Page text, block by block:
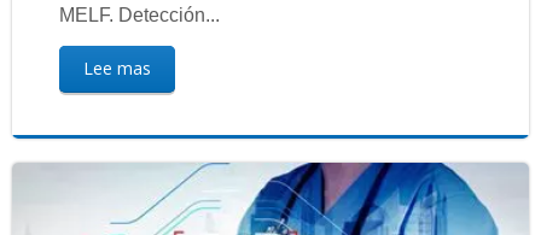
MELF. Detección...
Lee mas